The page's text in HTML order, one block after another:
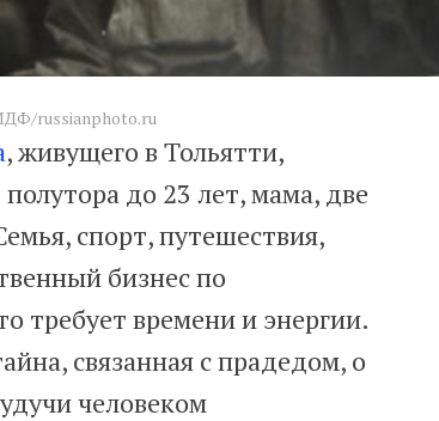
russianphoto.ru
, живущего в Тольятти,
до 23 лет, мама, две
спорт, путешествия,
бизнес по
требует времени и энергии.
связанная с прадедом, о
человеком